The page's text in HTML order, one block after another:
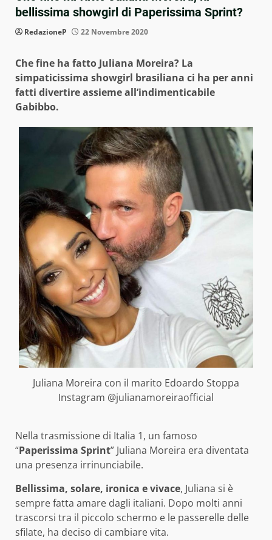
bellissima showgirl di Paperissima Sprint?
RedazioneP 22 Novembre 2020
Che fine ha fatto Juliana Moreira? La
simpaticissima showgirl brasiliana ci ha per anni
fatti divertire assieme all’indimenticabile
Gabibbo.
Juliana Moreira con il marito Edoardo Stoppa
Instagram @julianamoreiraofficial
Nella trasmissione di Italia 1, un famoso
“Paperissima Sprint” Juliana Moreira era diventata
una presenza irrinunciabile.
Bellissima, solare, ironica e vivace, Juliana si è
sempre fatta amare dagli italiani. Dopo molti anni
trascorsi tra il piccolo schermo e le passerelle delle
sfilate, ha deciso di cambiare vita.